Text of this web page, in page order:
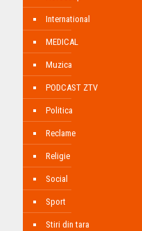
International
MEDICAL
Muzica
PODCAST ZTV
Politica
Reclame
Religie
Social
Sport
Stiri din tara